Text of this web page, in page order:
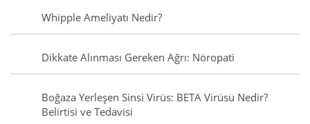
Whipple Ameliyatı Nedir?
Dikkate Alınması Gereken Ağrı: Nöropati
Boğaza Yerleşen Sinsi Virüs: BETA Virüsü Nedir?
Belirtisi ve Tedavisi